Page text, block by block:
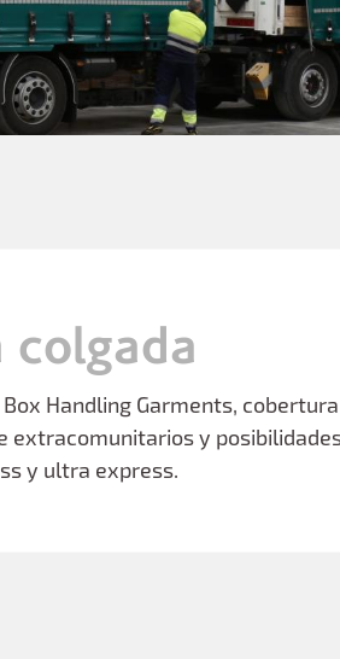
colgada
Handling Garments,
extracomunitarios y
y ultra express.